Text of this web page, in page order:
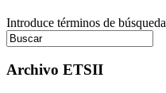
Introduce términos de búsqueda
Archivo ETSII